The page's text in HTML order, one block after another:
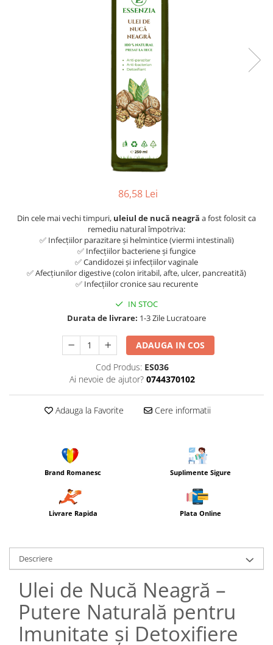
86,58 Lei
Din cele mai vechi timpuri, uleiul de nucă neagră a fost folosit ca
remediu natural împotriva:
✅ Infecțiilor parazitare și helmintice (viermi intestinali)
✅ Infecțiilor bacteriene și fungice
✅ Candidozei și infecțiilor vaginale
✅ Afecțiunilor digestive (colon iritabil, afte, ulcer, pancreatită)
✅ Infecțiilor cronice sau recurente
IN STOC
Durata de livrare: 1-3 Zile Lucratoare
ADAUGA IN COS
Cod Produs: ES036
Ai nevoie de ajutor? 0744370102
Adauga la Favorite Cere informatii
Brand Romanesc Suplimente Sigure
Livrare Rapida Plata Online
Descriere
Ulei de Nucă Neagră –
Putere Naturală pentru
Imunitate și Detoxifiere